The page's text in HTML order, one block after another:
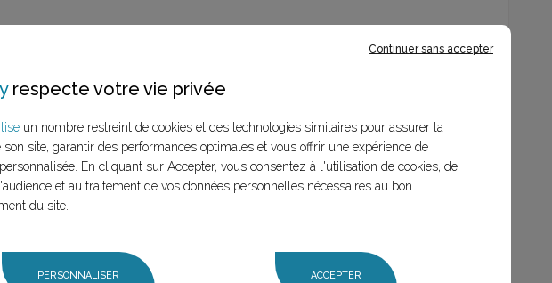
(mère et
claim,
LANCER LA RECHERCHE
Continuer sans accepter
respecte votre vie privée
un nombre restreint de cookies et des technologies similaires pour assurer la
son site, garantir des performances optimales et vous offrir une expérience de
En cliquant sur Accepter, vous consentez à l'utilisation de cookies, de
et au traitement de vos données personnelles nécessaires au bon
du site.
PERSONNALISER ACCEPTER